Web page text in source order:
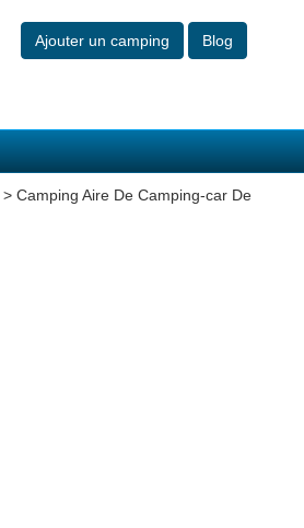
Ajouter un camping Blog
> Camping Aire De Camping-car De